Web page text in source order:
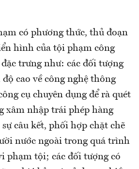
có phương thức, thủ đoạn
hình của tội phạm công
đặc trưng như: các đối tượng
cao về công nghệ thông
cụ chuyên dụng để rà quét
xâm nhập trái phép hàng
câu kết, phối hợp chặt chẽ
nước ngoài trong quá trình
phạm tội; các đối tượng có